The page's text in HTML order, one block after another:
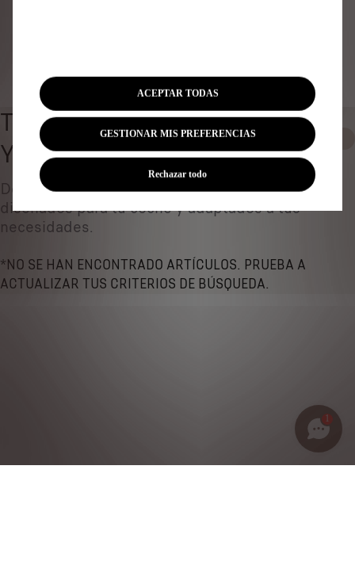
TRIÁNGULOS DE SEGURIDAD
Y KIT DE EMERGENCIA
Descubre todos los accesorios originales
diseñados ​​para tu coche y adaptados a tus
necesidades.
*NO SE HAN ENCONTRADO ARTÍCULOS. PRUEBA A
ACTUALIZAR TUS CRITERIOS DE BÚSQUEDA.
GESTIONAR MIS PREFERENCIAS
ACEPTAR TODAS
Rechazar todo